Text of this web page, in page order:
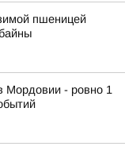
пшеницей
Мордовии - ровно 1